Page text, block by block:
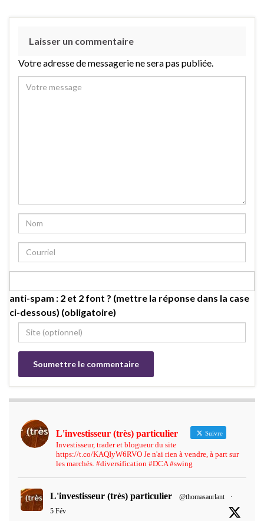
Laisser un commentaire
Votre adresse de messagerie ne sera pas publiée.
anti-spam : 2 et 2 font ? (mettre la réponse dans la case
ci-dessous) (obligatoire)
L'investisseur (très) particulier Suivre
Investisseur, trader et blogueur du site
https://t.co/KAQIyW6RVO Je n'ai rien à vendre, à part sur
les marchés. #diversification #DCA #swing
L'investisseur (très) particulier @thomasaurlant
·
5 Fév